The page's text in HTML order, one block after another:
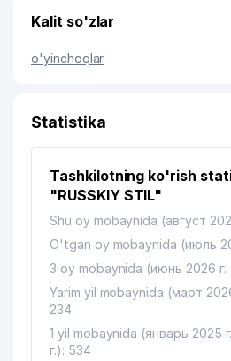
Kalit so'zlar
o'yinchoqlar
Statistika
Tashkilotning ko'rish
"RUSSKIY STIL"
Shu oy mobaynida (август
O'tgan oy mobaynida (июль
3 oy mobaynida (июнь 2026 г.
Yarim yil mobaynida (март
234
1 yil mobaynida (январь 2025
г.): 534